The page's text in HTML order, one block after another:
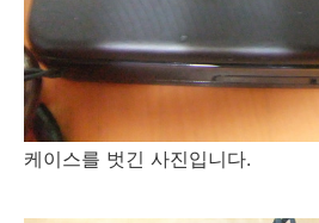
케이스를 벗긴 사진입니다.